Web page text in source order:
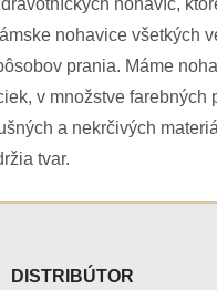
nohavíc,
nohavice všetkých
prania. Máme
v množstve farebných
a nekrčivých
tvar.
DISTRIBÚTOR